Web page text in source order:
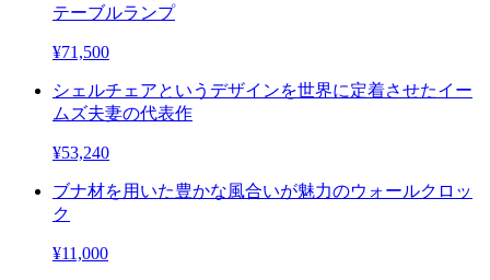
テーブルランプ
¥71,500
シェルチェアというデザインを世界に定着させたイー
ムズ夫妻の代表作
¥53,240
ブナ材を用いた豊かな風合いが魅力のウォールクロッ
ク
¥11,000